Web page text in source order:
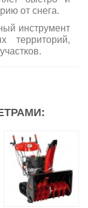
от снега.
инструмент
территорий,